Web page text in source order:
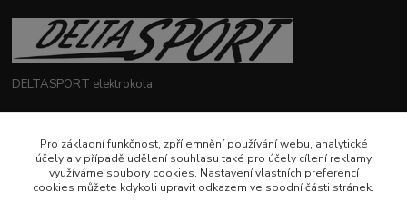
DELTASPORT elektrokola
deltasport@seznam.cz
Pro základní funkčnost, zpříjemnění používání webu, analytické
účely a v případě udělení souhlasu také pro účely cílení reklamy
využíváme soubory cookies. Nastavení vlastních preferencí
cookies můžete kdykoli upravit odkazem ve spodní části stránek.